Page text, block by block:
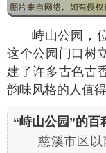
峙山公园，
这个公园门口树
建了许多古色古
韵味风格的人值得
“峙山公园”的百
慈溪市区